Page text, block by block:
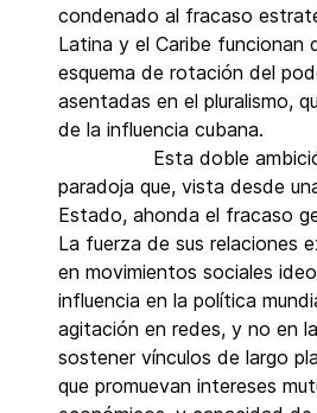
condenado al fracaso
Latina y el Caribe funcionan
esquema de rotación del
asentadas en el pluralismo,
de la
Esta doble ambición
paradoja que, vista desde
Estado, ahonda el fracaso
La fuerza de sus relaciones
en movimientos sociales
influencia en la política
agitación en redes, y no en
sostener vínculos de largo
que promuevan intereses